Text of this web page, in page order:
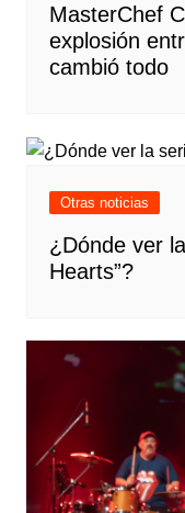
MasterChef
explosión
cambió todo
Otras noticias
¿Dónde ver
Hearts”?